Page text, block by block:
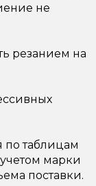
не
резанием на
по таблицам
марки
поставки.